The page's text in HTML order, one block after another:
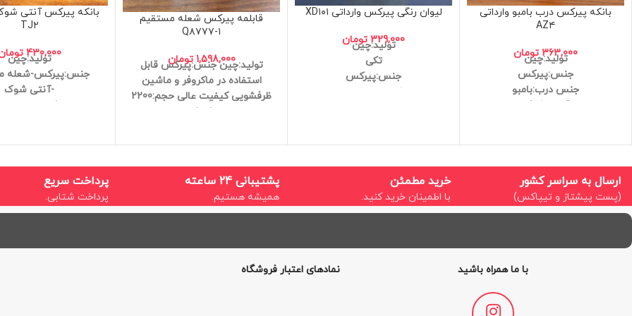
بانکه پیرکس درب بامبو وارداتی
AZ۴
363,000 تومان
تولید:چین
جنس:پیرکس
جنس درب:بامبو
آنتی شوک
لیوان رنگی پیرکس وارداتی XD۱۰۱
329,000 تومان
تولید:چین
تکی
جنس:پیرکس
شعله مستقیم
قابلمه پیرکس شعله مستقیم
Q۸۷۷۷-۱
1,598,000 تومان تولید:چین جنس:پیرکس قابل
استفاده در ماکروفر و ماشین
ظرفشویی کیفیت عالی
حجم:2200
میلی لیتر
شعله مستقیم
قابلمه پیرکس 2.2 لیتری شفاف
برای آشپزی و سرو
بانکه پیرکس آنتی
TJ۲
430,000
تولید:چین
جنس:پیرکس-شعله
-آنتی شوک
کیفیت: عالی
ارسال به سراسر کشور
(پست پیشتاز و تیپاکس)
خرید مطمئن
با اطمینان خرید کنید.
پشتیبانی 24 ساعته
همیشه هستیم.
پرداخت سریع
پرداخت شتابی.
با ما همراه باشید نمادهای اعتبار فروشگاه